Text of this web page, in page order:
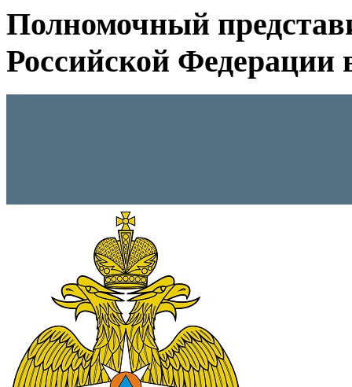
Полномочный
Российской